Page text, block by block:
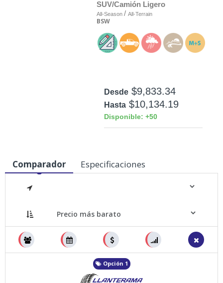
SUV/Camión Ligero
All-Season / All-Terrain
BSW
Desde $9,833.34
Hasta $10,134.19
Disponible: +50
Medidas
Comparador Especificaciones
Opción 1